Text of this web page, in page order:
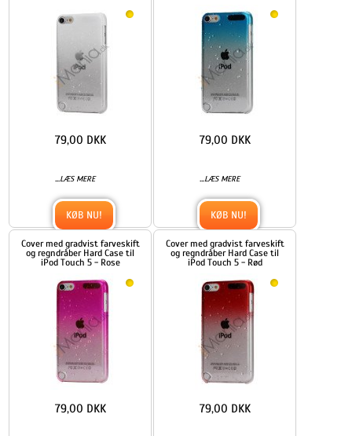
...LÆS MERE
79,00 DKK
KØB NU!
...LÆS MERE
79,00 DKK
KØB NU!
Cover med gradvist farveskift
og regndråber Hard Case til
iPod Touch 5 - Rose
79,00 DKK
Cover med gradvist farveskift
og regndråber Hard Case til
iPod Touch 5 - Rød
79,00 DKK